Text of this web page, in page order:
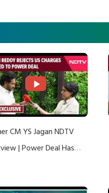
CM YS Jagan NDTV
| Power Deal Has